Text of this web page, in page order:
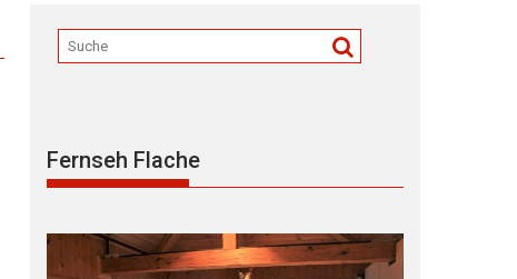
Fernseh Flache